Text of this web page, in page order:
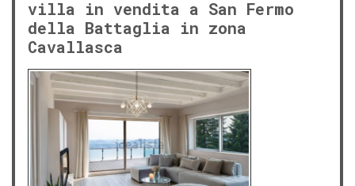
villa in vendita a San Fermo
della Battaglia in zona
Cavallasca